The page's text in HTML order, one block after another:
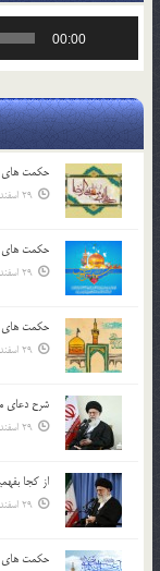
00:00
حکمت های
29 اسفند 03
حکمت های
29 اسفند 03
حکمت های
29 اسفند 03
شرح دعای
29 اسفند 03
از كجا
29 اسفند 03
حکمت های